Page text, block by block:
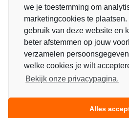
we je toestemming om
marketingcookies te
gebruik van deze website en
beter afstemmen op jouw
verzamelen
welke cookies je wilt
Bekijk onze privacypagina.
Alles